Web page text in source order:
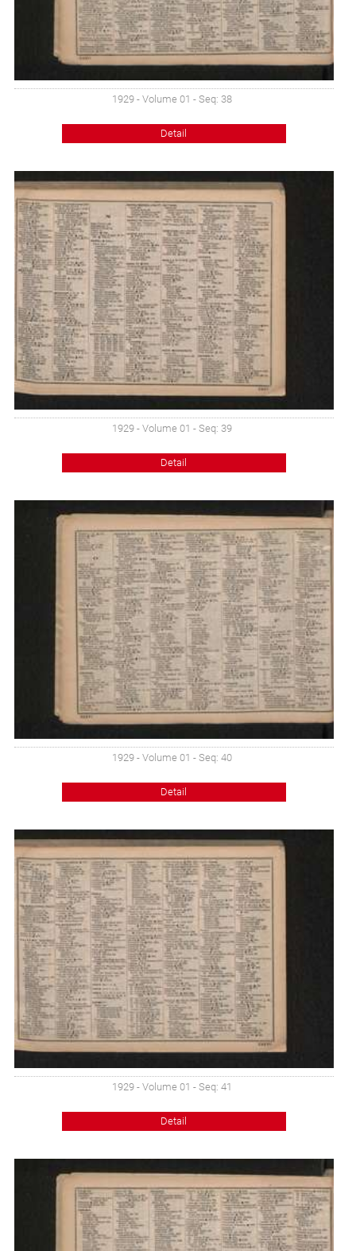
1929 - Volume 01 - Seq: 38
Detail
1929 - Volume 01 - Seq: 39
Detail
1929 - Volume 01 - Seq: 40
Detail
1929 - Volume 01 - Seq: 41
Detail